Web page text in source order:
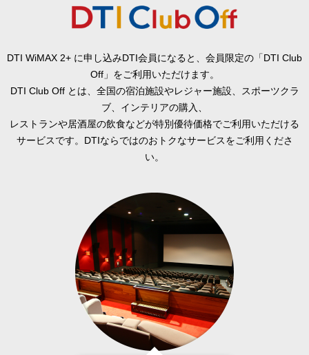
DTI WiMAX 2+ に申し込みDTI会員になると、会員限定の「DTI Club
Off」をご利用いただけます。
DTI Club Off とは、全国の宿泊施設やレジャー施設、スポーツクラ
ブ、インテリアの購入、
レストランや居酒屋の飲食などが特別優待価格でご利用いただける
サービスです。DTIならではのおトクなサービスをご利用くださ
い。